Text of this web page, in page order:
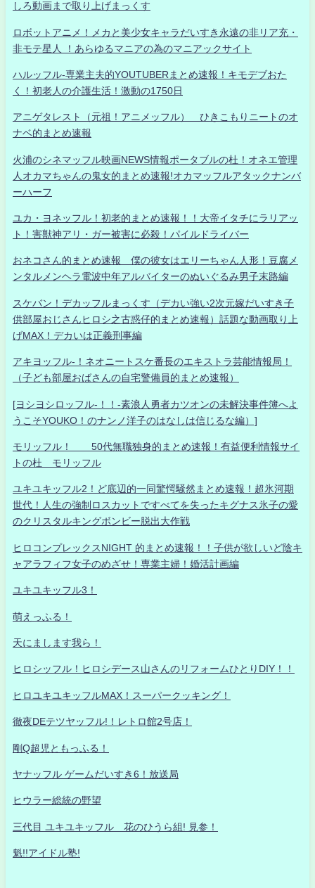
しろ動画まで取り上げまっくす
ロボットアニメ！メカと美少女キャラだいすき永遠の非リア充・
非モテ星人 ！あらゆるマニアの為のマニアックサイト
ハルッフル-専業主夫的YOUTUBERまとめ速報！キモデブおた
く！初老人の介護生活！激動の1750日
アニゲタレスト（元祖！アニメッフル） ひきこもりニートのオ
ナベ的まとめ速報
火浦のシネマッフル映画NEWS情報ポータブルの杜！オネエ管理
人オカマちゃんの鬼女的まとめ速報!オカマッフルアタックナンバ
ーハーフ
ユカ・ヨネッフル！初老的まとめ速報！！大帝イタチにラリアッ
ト！害獣神アリ・ガー被害に必殺！パイルドライバー
おネコさん的まとめ速報 僕の彼女はエリーちゃん人形！豆腐メ
ンタルメンヘラ電波中年アルバイターのぬいぐるみ男子末路編
スケバン！デカッフルまっくす（デカい強い2次元嫁だいすき子
供部屋おじさんヒロシ之古惑仔的まとめ速報）話題な動画取り上
げMAX！デカいは正義刑事編
アキヨッフル-！ネオニートスケ番長のエキストラ芸能情報局！
（子ども部屋おばさんの自宅警備員的まとめ速報）
[ヨシヨシロッフル-！！-素浪人勇者カツオンの未解決事件簿へよ
うこそYOUKO！のナンノ洋子のはなしは信じるな編）]
モリッフル！ 50代無職独身的まとめ速報！有益便利情報サイ
トの杜 モリッフル
ユキユキッフル2！ど底辺的一同驚愕騒然まとめ速報！超氷河期
世代！人生の強制ロスカットですべてを失ったキグナス氷子の愛
のクリスタルキングボンビー脱出大作戦
ヒロコンプレックスNIGHT 的まとめ速報！！子供が欲しいど陰キ
ャアラフィフ女子のめざせ！専業主婦！婚活計画編
ユキユキッフル3！
萌えっふる！
天にまします我ら！
ヒロシッフル！ヒロシデース山さんのリフォームひとりDIY！！
ヒロユキユキッフルMAX！スーパークッキング！
徹夜DEテツヤッフル!！レトロ館2号店！
剛Q超児ともっふる！
ヤナッフル ゲームだいすき6！放送局
ヒウラー総統の野望
三代目 ユキユキッフル 花のひうら組! 見参！
魁!!アイドル塾!